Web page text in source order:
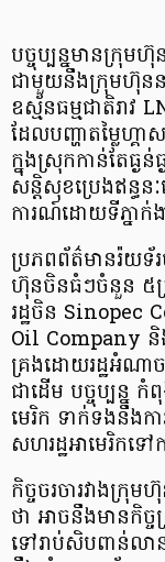
បច្ចុប្បន្ន​មាន​ក្រុ
ជាមួយនឹង​ក្រុមហ៊ុនន
ឧស្ម័ន​ធម្មជាតិ​រា
ដែល​បញ្ហា​តម្លៃ​ហ្គ
ក្នុងស្រុក​កាន់តែ​ធ្ងន់
សន្ដិសុខ​ប្រេងឥន្ធន
ការណ៍​ដោយ​ទីភ្នាក់
ប្រភព​ព័ត៌មាន​រ៉​យ​ទ័​
ហ៊ុន​ចិន​ធំ​ៗ​ចំនួន ៥​
រដ្ឋ​ចិន
Oil Company
គ្រង​ដោយ​រដ្ឋអំណ
ជាដើម បច្ចុប្បន្ន
មេ​រិ​ក ទាក់ទង​នឹង​កា
សហរដ្ឋអាមេរិក​ទ
កិច្ចចរចា​រវាង​ក្រុ
ថា អាច​នឹង​មាន​កិច្
ទៅ​រាប់​សិប​ពាន់​លាន​